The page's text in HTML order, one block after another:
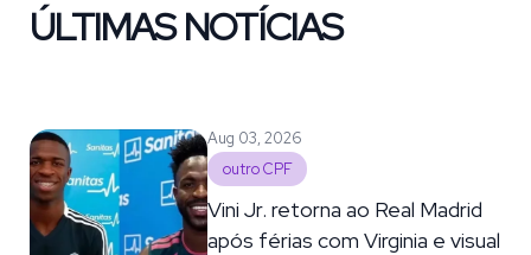
ÚLTIMAS NOTÍCIAS
Aug 03, 2026
outro CPF
Vini Jr. retorna ao Real Madrid
após férias com Virginia e visual